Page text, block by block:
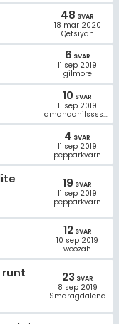
48 SVAR
18 mar 2020
Qetsiyah
6 SVAR
11 sep 2019
gilmore
10 SVAR
11 sep 2019
amandanilsssson
4 SVAR
11 sep 2019
pepparkvarn
19 SVAR
11 sep 2019
pepparkvarn
12 SVAR
10 sep 2019
woozah
runt
23 SVAR
8 sep 2019
Smaragdalena